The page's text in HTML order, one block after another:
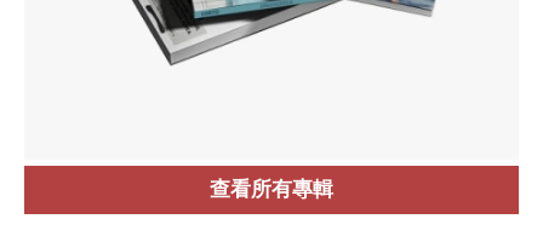
查看所有專輯